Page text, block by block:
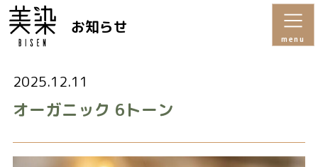
お知らせ
menu
2025.12.11
オーガニック 6トーン